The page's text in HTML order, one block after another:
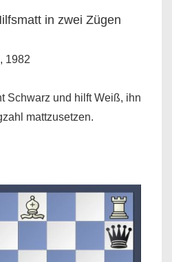
in zwei Zügen
1982
Schwarz und hilft Weiß, ihn
mattzusetzen.